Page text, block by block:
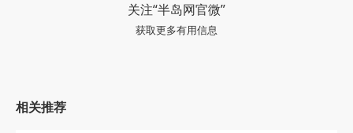
关注“半岛网官微”
获取更多有用信息
相关推荐